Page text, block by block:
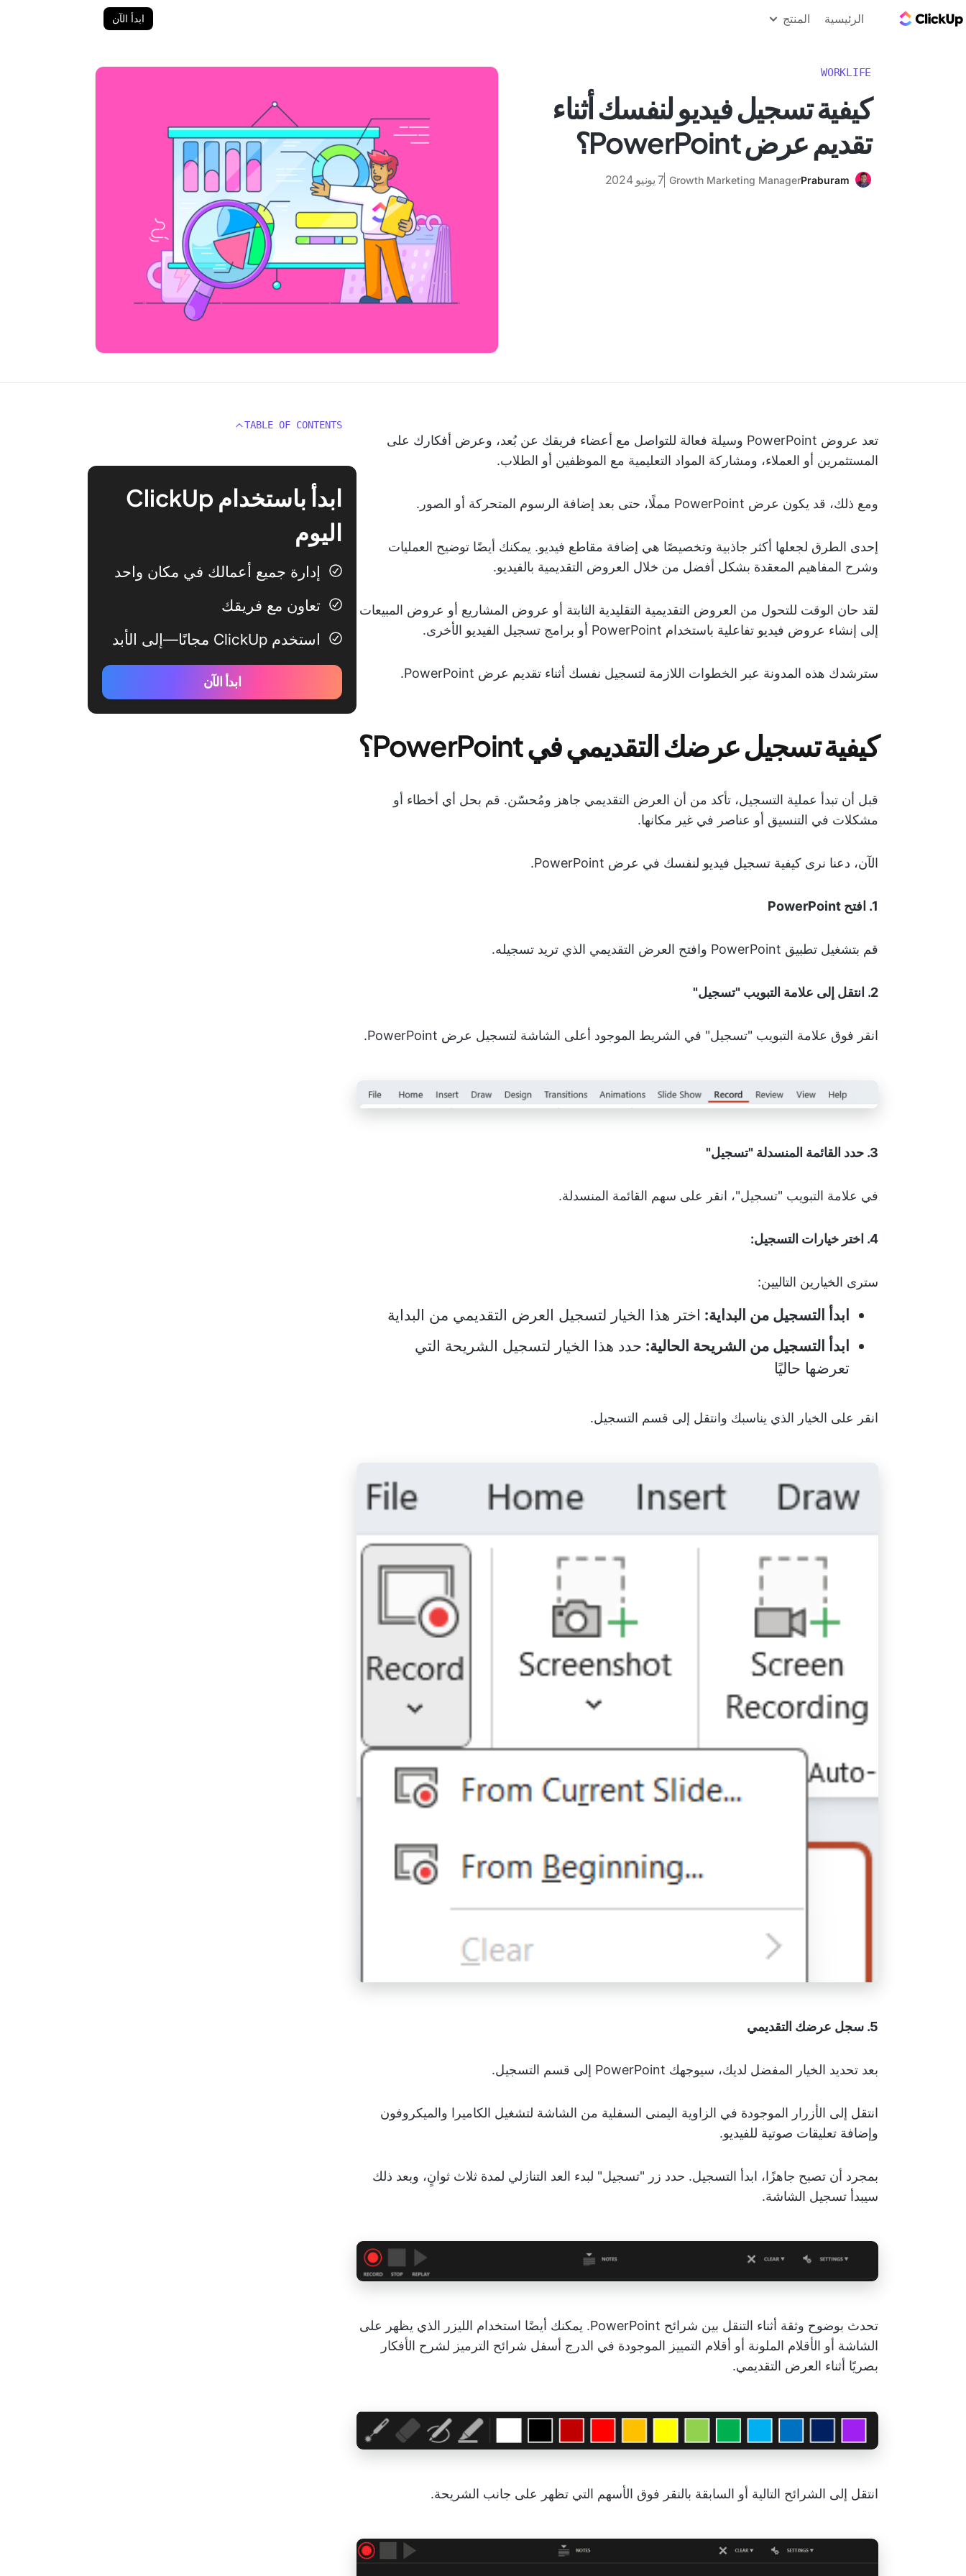
الرئيسية المنتج ابدأ الآن
WORKLIFE
كيفية تسجيل فيديو لنفسك أثناء
تقديم عرض PowerPoint؟
Praburam
Growth Marketing Manager 7 يونيو 2024
تعد عروض PowerPoint وسيلة فعالة للتواصل مع أعضاء فريقك عن بُعد، وعرض أفكارك على
المستثمرين أو العملاء، ومشاركة المواد التعليمية مع الموظفين أو الطلاب.
ومع ذلك، قد يكون عرض PowerPoint مملًا، حتى بعد إضافة الرسوم المتحركة أو الصور.
إحدى الطرق لجعلها أكثر جاذبية وتخصيصًا هي إضافة مقاطع فيديو. يمكنك أيضًا توضيح العمليات
وشرح المفاهيم المعقدة بشكل أفضل من خلال العروض التقديمية بالفيديو.
لقد حان الوقت للتحول من العروض التقديمية التقليدية الثابتة أو عروض المشاريع أو عروض المبيعات
إلى إنشاء عروض فيديو تفاعلية باستخدام PowerPoint أو برامج تسجيل الفيديو الأخرى.
سترشدك هذه المدونة عبر الخطوات اللازمة لتسجيل نفسك أثناء تقديم عرض PowerPoint.
كيفية تسجيل عرضك التقديمي في PowerPoint؟
قبل أن تبدأ عملية التسجيل، تأكد من أن العرض التقديمي جاهز ومُحسّن. قم بحل أي أخطاء أو
مشكلات في التنسيق أو عناصر في غير مكانها.
الآن، دعنا نرى كيفية تسجيل فيديو لنفسك في عرض PowerPoint.
1. افتح PowerPoint
قم بتشغيل تطبيق PowerPoint وافتح العرض التقديمي الذي تريد تسجيله.
2. انتقل إلى علامة التبويب "تسجيل"
انقر فوق علامة التبويب "تسجيل" في الشريط الموجود أعلى الشاشة لتسجيل عرض PowerPoint.
3. حدد القائمة المنسدلة "تسجيل"
في علامة التبويب "تسجيل"، انقر على سهم القائمة المنسدلة.
4. اختر خيارات التسجيل:
سترى الخيارين التاليين:
ابدأ التسجيل من البداية: اختر هذا الخيار لتسجيل العرض التقديمي من البداية
ابدأ التسجيل من الشريحة الحالية: حدد هذا الخيار لتسجيل الشريحة التي
تعرضها حاليًا
انقر على الخيار الذي يناسبك وانتقل إلى قسم التسجيل.
5. سجل عرضك التقديمي
بعد تحديد الخيار المفضل لديك، سيوجهك PowerPoint إلى قسم التسجيل.
انتقل إلى الأزرار الموجودة في الزاوية اليمنى السفلية من الشاشة لتشغيل الكاميرا والميكروفون
وإضافة تعليقات صوتية للفيديو.
بمجرد أن تصبح جاهزًا، ابدأ التسجيل. حدد زر "تسجيل" لبدء العد التنازلي لمدة ثلاث ثوانٍ، وبعد ذلك
سيبدأ تسجيل الشاشة.
تحدث بوضوح وثقة أثناء التنقل بين شرائح PowerPoint. يمكنك أيضًا استخدام الليزر الذي يظهر على
الشاشة أو الأقلام الملونة أو أقلام التمييز الموجودة في الدرج أسفل شرائح الترميز لشرح الأفكار
بصريًا أثناء العرض التقديمي.
انتقل إلى الشرائح التالية أو السابقة بالنقر فوق الأسهم التي تظهر على جانب الشريحة.
TABLE OF CONTENTS
ابدأ باستخدام ClickUp
اليوم
إدارة جميع أعمالك في مكان واحد
تعاون مع فريقك
استخدم ClickUp مجانًا—إلى الأبد
ابدأ الآن